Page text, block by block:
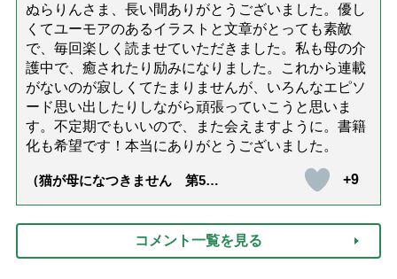
ぬらりんさま、長い間ありがとうございました。優し
くてユーモアのあるイラストと文章がとっても素敵
で、毎回楽しく読ませていただきました。私も母の介
護中で、癒されたり励みになりました。これから連載
がないのが寂しくてたまりませんが、いろんなエピソ
ード思い出したりしながら頑張っていこうと思いま
す。不定期でもいいので、また会えますように。書籍
化も希望です！本当にありがとうございました。
（猫が母になつきません 第500
+9
コメント一覧を見る